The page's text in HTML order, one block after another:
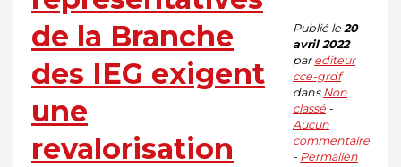
de la Branche
des IEG exigent
une
revalorisation
Publié le 20
avril 2022
parediteur
cce-grdf
dans Non
classé -
Aucun
commentaire
- Permalien